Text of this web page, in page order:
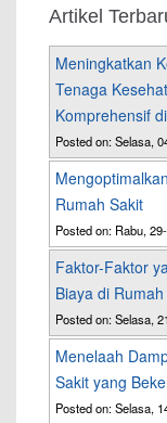
Artikel
Meningkatkan
Tenaga
Komprehensif
Posted on: Selasa,
Rumah Sakit
Posted on: Rabu,
Faktor-Faktor
Biaya di
Posted on: Selasa,
Menelaah
Sakit yang
Posted on: Selasa,